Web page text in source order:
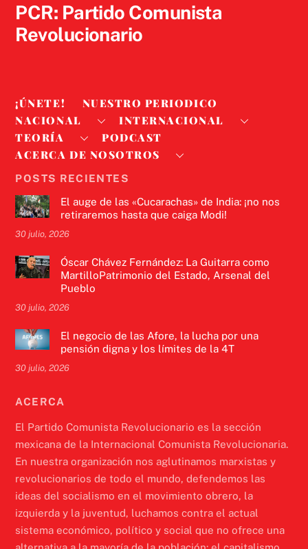
PCR: Partido Comunista
Revolucionario
¡ÚNETE!
NUESTRO PERIODICO
NACIONAL
INTERNACIONAL
TEORÍA
PODCAST
ACERCA DE NOSOTROS
POSTS RECIENTES
El auge de las «Cucarachas» de India: ¡no nos
retiraremos hasta que caiga Modi!
30 julio, 2026
Óscar Chávez Fernández: La Guitarra como
MartilloPatrimonio del Estado, Arsenal del
Pueblo
30 julio, 2026
El negocio de las Afore, la lucha por una
pensión digna y los límites de la 4T
30 julio, 2026
ACERCA
El Partido Comunista Revolucionario es la sección
mexicana de la Internacional Comunista Revolucionaria.
En nuestra organización nos aglutinamos marxistas y
revolucionarios de todo el mundo, defendemos las
ideas del socialismo en el movimiento obrero, la
izquierda y la juventud, luchamos contra el actual
sistema económico, político y social que no ofrece una